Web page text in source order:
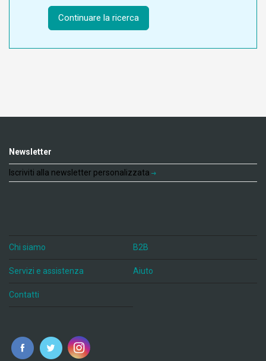
Continuare la ricerca
Newsletter
Iscriviti alla newsletter personalizzata
Chi siamo B2B
Servizi e assistenza Aiuto
Contatti